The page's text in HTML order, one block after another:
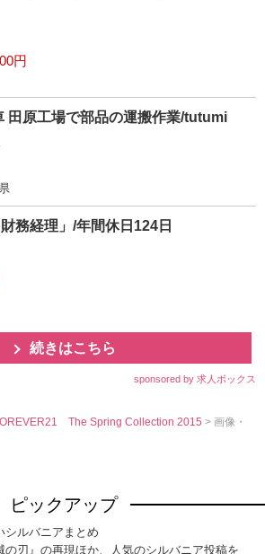
円
田原工場で部品の運搬作業/tutumi
務経理」/年間休日124日
続きはこちら
sponsored by 求人ボックス
The Spring Collection 2015> 画像・
ピックアップ
シルバニアまとめ
の刃』の再現ほか、人気のシルバニア投稿を